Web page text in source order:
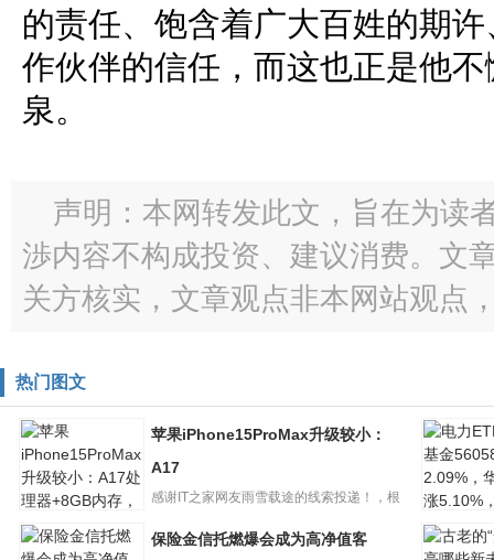
的责任、饱含着广大百姓的期
作伙伴的信任，而这也正是他
泉。
声明：本网转发此文，旨在为读
渉内容不构成投资、建议消费。文
关方核实，文章观点非本网站观点
热门图文
苹果
苹果iPhone15ProMax升级较小：
A17
感谢IT之家网友雨雪载途的线索投递！，根
电力ETF
金
保险金信托燃爆会成为高净值客